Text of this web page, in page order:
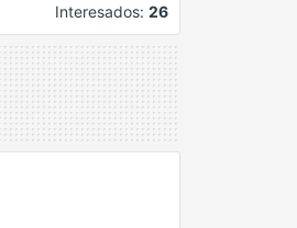
Interesados: 26